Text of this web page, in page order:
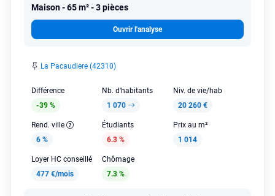
Maison 65 m² - 3 pièces
Ouvrir l'analyse
La Pacaudiere (42310)
Différence
-39 %
Nb. d'habitants
1 070
Niv. de vie/hab
20 260 €
Rend. ville
6 %
Étudiants
6.3 %
Prix au m²
1 014
Loyer HC conseillé
477 €/mois
Chômage
7.3 %